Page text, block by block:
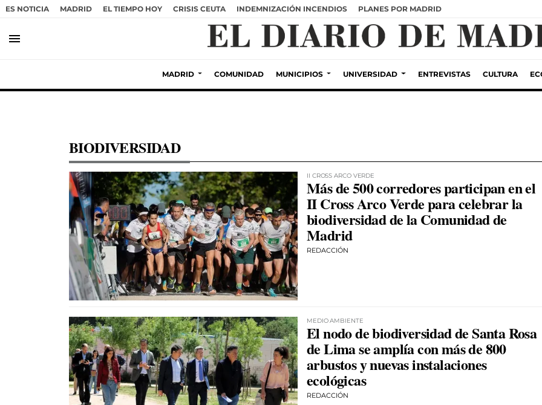
ES NOTICIA MADRID EL TIEMPO HOY CRISIS CEUTA INDEMNIZACIÓN INCENDIOS PLANES POR MADRID
menu
MADRID COMUNIDAD MUNICIPIOS UNIVERSIDAD ENTREVISTAS CULTURA
BIODIVERSIDAD
II CROSS ARCO VERDE
Más de 500 corredores participan en el
II Cross Arco Verde para celebrar la
biodiversidad de la Comunidad de
Madrid
REDACCIÓN
MEDIO AMBIENTE
El nodo de biodiversidad de Santa Rosa
de Lima se amplía con más de 800
arbustos y nuevas instalaciones
ecológicas
REDACCIÓN